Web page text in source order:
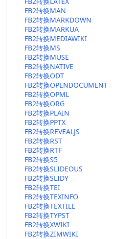
FB2转换MAN
FB2转换MARKDOWN
FB2转换MARKUA
FB2转换MEDIAWIKI
FB2转换MS
FB2转换MUSE
FB2转换NATIVE
FB2转换ODT
FB2转换OPENDOCUMENT
FB2转换OPML
FB2转换ORG
FB2转换PLAIN
FB2转换PPTX
FB2转换REVEALJS
FB2转换RST
FB2转换RTF
FB2转换S5
FB2转换SLIDEOUS
FB2转换SLIDY
FB2转换TEI
FB2转换TEXINFO
FB2转换TEXTILE
FB2转换TYPST
FB2转换XWIKI
FB2转换ZIMWIKI